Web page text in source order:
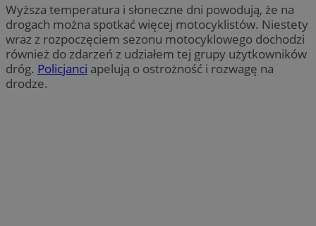
Wyższa temperatura i słoneczne dni powodują, że na
drogach można spotkać więcej motocyklistów. Niestety
wraz z rozpoczęciem sezonu motocyklowego dochodzi
również do zdarzeń z udziałem tej grupy użytkowników
dróg. Policjanci apelują o ostrożność i rozwagę na
drodze.